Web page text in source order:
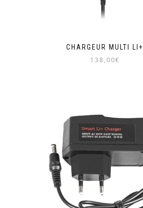
CHARGEUR MULTI LI+
138,00€